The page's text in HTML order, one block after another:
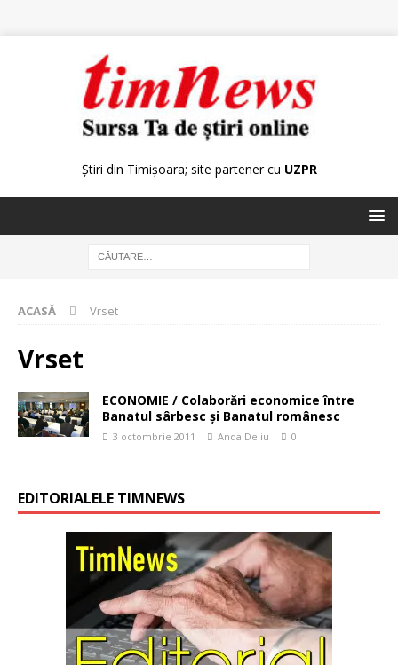
Știri din Timișoara; site partener cu UZPR
ACASĂ Vrset
Vrset
ECONOMIE / Colaborări economice între
Banatul sârbesc şi Banatul românesc
3 octombrie 2011 Anda Deliu 0
EDITORIALELE TIMNEWS